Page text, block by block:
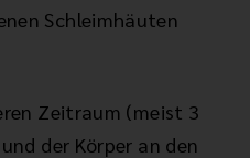
Schleimhäuten
Zeitraum (meist 3
der Körper an den